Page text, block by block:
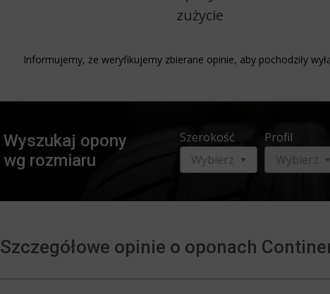
zużycie
Informujemy, że weryfikujemy zbierane opinie, aby pochodziły
Wyszukaj opony
wg rozmiaru
Szerokość
Wybierz
Profil
Wybierz
Szczegółowe opinie o oponach